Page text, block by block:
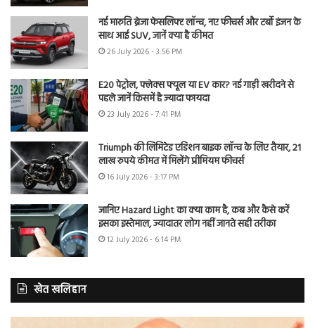
नई मारुति ब्रेजा फेसलिफ्ट लॉन्च, नए फीचर्स और टर्बो इंजन के
साथ आई SUV, जानें क्या है कीमत
26 July 2026 - 3:56 PM
E20 पेट्रोल, फ्लेक्स फ्यूल या EV कार? नई गाड़ी खरीदने से
पहले जानें किसमें है ज्यादा फायदा
23 July 2026 - 7:41 PM
Triumph की लिमिटेड एडिशन बाइक लॉन्च के लिए तैयार, 21
लाख रुपये कीमत में मिलेंगे प्रीमियम फीचर्स
16 July 2026 - 3:17 PM
जानिए Hazard Light का क्या काम है, कब और कैसे करें
इसका इस्तेमाल, ज्यादातर लोग नहीं जानते सही तरीका
12 July 2026 - 6:14 PM
खेत खलिहान